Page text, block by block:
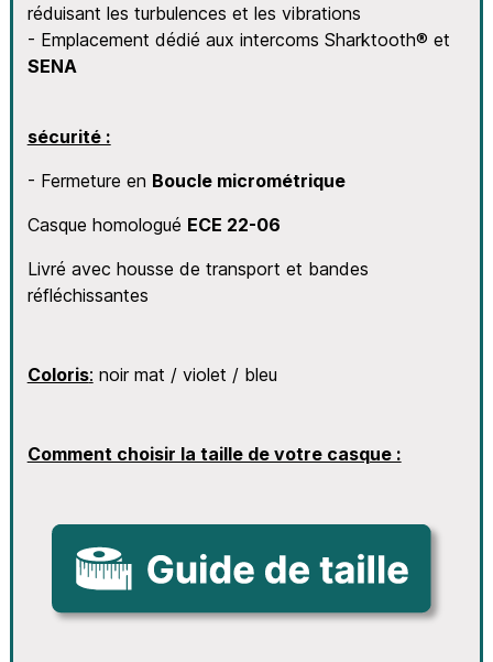
réduisant les turbulences et les vibrations
- Emplacement dédié aux intercoms Sharktooth® et
SENA
sécurité :
- Fermeture en Boucle micrométrique
Casque homologué ECE 22-06
Livré avec housse de transport et bandes
réfléchissantes
Coloris: noir mat / violet / bleu
Comment choisir la taille de votre casque :